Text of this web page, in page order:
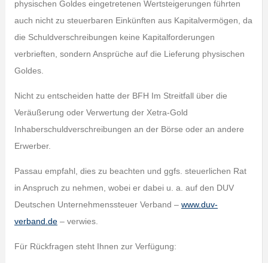
physischen Goldes eingetretenen Wertsteigerungen führten
auch nicht zu steuerbaren Einkünften aus Kapitalvermögen, da
die Schuldverschreibungen keine Kapitalforderungen
verbrieften, sondern Ansprüche auf die Lieferung physischen
Goldes.
Nicht zu entscheiden hatte der BFH Im Streitfall über die
Veräußerung oder Verwertung der Xetra-Gold
Inhaberschuldverschreibungen an der Börse oder an andere
Erwerber.
Passau empfahl, dies zu beachten und ggfs. steuerlichen Rat
in Anspruch zu nehmen, wobei er dabei u. a. auf den DUV
Deutschen Unternehmenssteuer Verband – www.duv-
verband.de– verwies.
Für Rückfragen steht Ihnen zur Verfügung: